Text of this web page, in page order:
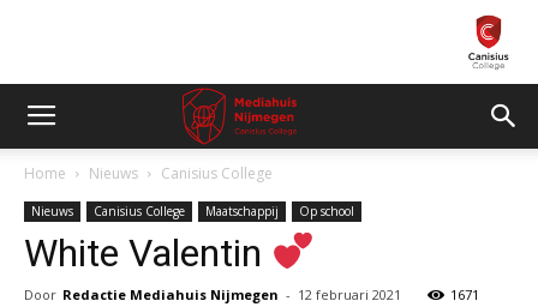
Home Nieuws Canisius College
Nieuws Canisius College Maatschappij Op school
White Valentin
Door Redactie Mediahuis Nijmegen - 12 februari 2021
1671